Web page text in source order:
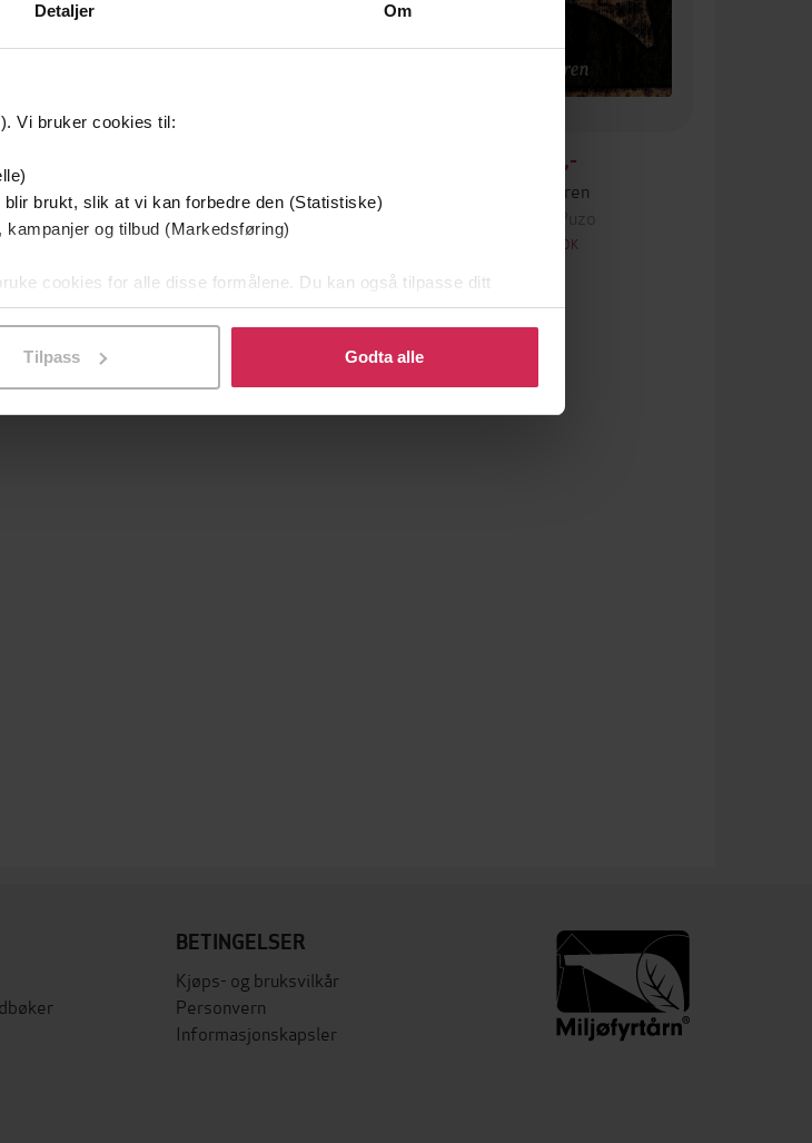
Detaljer Om
Vi bruker cookies til:
brukt, slik at vi kan forbedre den (Statistiske)
og tilbud (Markedsføring)
cookies for alle disse formålene. Du kan også tilpasse ditt
Du kan når som helst trekke tilbake eller endre ditt samtykke.
Tilpass Godta alle
Omerta
Mario Puzo
399,-
Gudfaren
Mario Puzo
LYDBOK
BETINGELSER
Kjøps- og bruksvilkår
Personvern
Informasjonskapsler